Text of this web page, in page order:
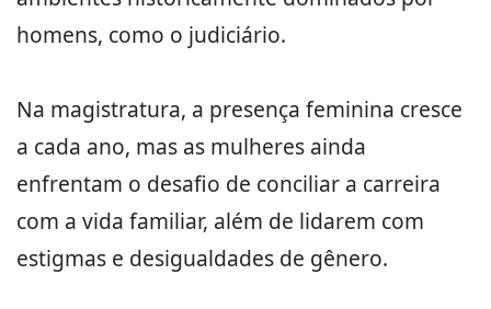
homens, como o judiciário.
Na magistratura, a presença feminina cresce
a cada ano, mas as mulheres ainda
enfrentam o desafio de conciliar a carreira
com a vida familiar, além de lidarem com
estigmas e desigualdades de gênero.